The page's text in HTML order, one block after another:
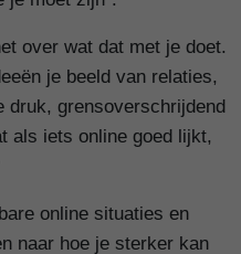
over wat dat met je doet.
je beeld van relaties,
druk, grensoverschrijdend
als iets online goed lijkt,
online situaties en
naar hoe je sterker kan